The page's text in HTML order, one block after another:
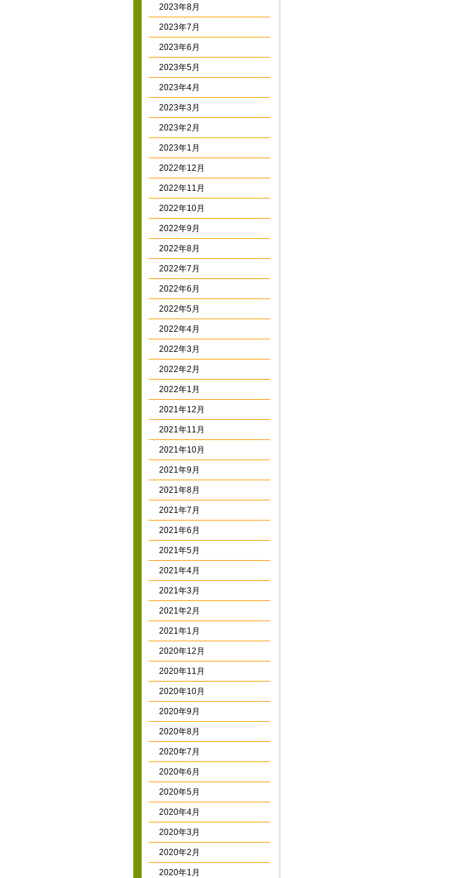
2023年8月
2023年7月
2023年6月
2023年5月
2023年4月
2023年3月
2023年2月
2023年1月
2022年12月
2022年11月
2022年10月
2022年9月
2022年8月
2022年7月
2022年6月
2022年5月
2022年4月
2022年3月
2022年2月
2022年1月
2021年12月
2021年11月
2021年10月
2021年9月
2021年8月
2021年7月
2021年6月
2021年5月
2021年4月
2021年3月
2021年2月
2021年1月
2020年12月
2020年11月
2020年10月
2020年9月
2020年8月
2020年7月
2020年6月
2020年5月
2020年4月
2020年3月
2020年2月
2020年1月